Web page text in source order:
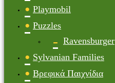
Playmobil
Puzzles
Ravensburger
Sylvanian Families
Βρεφικά Παιχνίδια